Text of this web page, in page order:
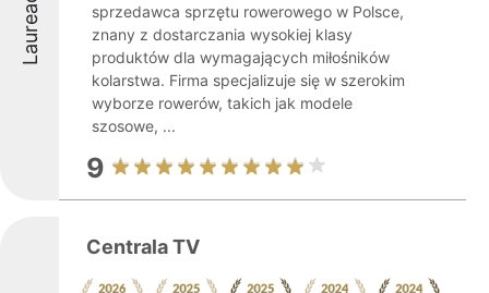
Laureaci
sprzedawca sprzętu rowerowego w Polsce,
znany z dostarczania wysokiej klasy
produktów dla wymagających miłośników
kolarstwa. Firma specjalizuje się w szerokim
wyborze rowerów, takich jak modele
szosowe, ...
9
Centrala TV